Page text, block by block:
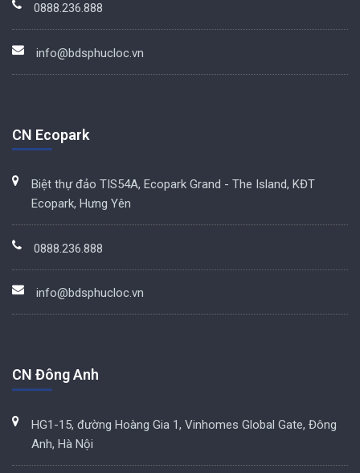
0888.236.888
info@bdsphucloc.vn
CN Ecopark
Biệt thự đảo TIS54A, Ecopark Grand - The Island, KĐT
Ecopark, Hưng Yên
0888.236.888
info@bdsphucloc.vn
CN Đông Anh
HG1-15, đường Hoàng Gia 1, Vinhomes Global Gate, Đông
Anh, Hà Nội